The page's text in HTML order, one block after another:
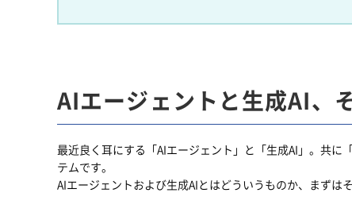
AIエージェントと生成AI、
最近良く耳にする「AIエージェント」と「生成AI」。共
テムです。
AIエージェントおよび生成AIとはどういうものか、まずは